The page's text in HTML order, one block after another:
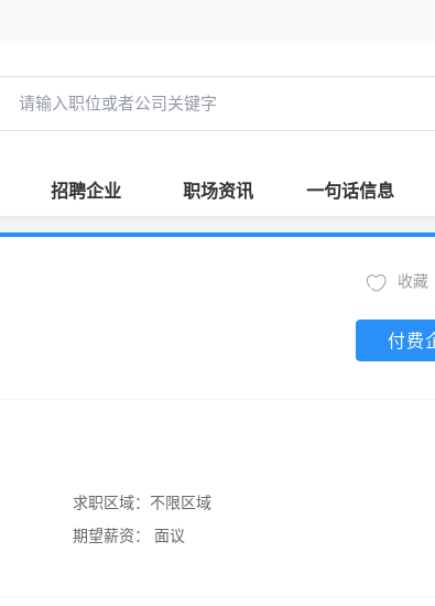
招聘企业 职场资讯 一句话信息
收藏
付费
求职区域： 不限区域
期望薪资：
面议